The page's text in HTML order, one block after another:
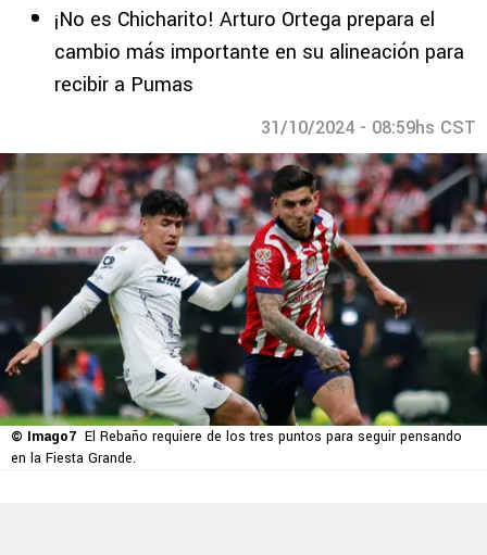
¡No es Chicharito! Arturo Ortega prepara el
cambio más importante en su alineación para
recibir a Pumas
31/10/2024 - 08:59hs CST
© Imago7 El Rebaño requiere de los tres puntos para seguir pensando
en la Fiesta Grande.